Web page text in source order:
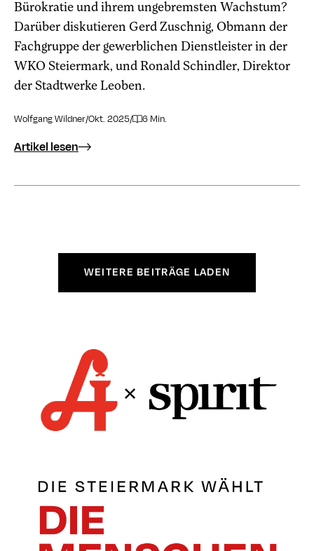
Bürokratie und ihrem ungebremsten Wachstum?
Darüber diskutieren Gerd Zuschnig, Obmann der
Fachgruppe der gewerblichen Dienstleister in der
WKO Steiermark, und Ronald Schindler, Direktor
der Stadtwerke Leoben.
Wolfgang Wildner/Okt. 2025/ 6 Min.
Artikel lesen
WEITERE BEITRÄGE LADEN